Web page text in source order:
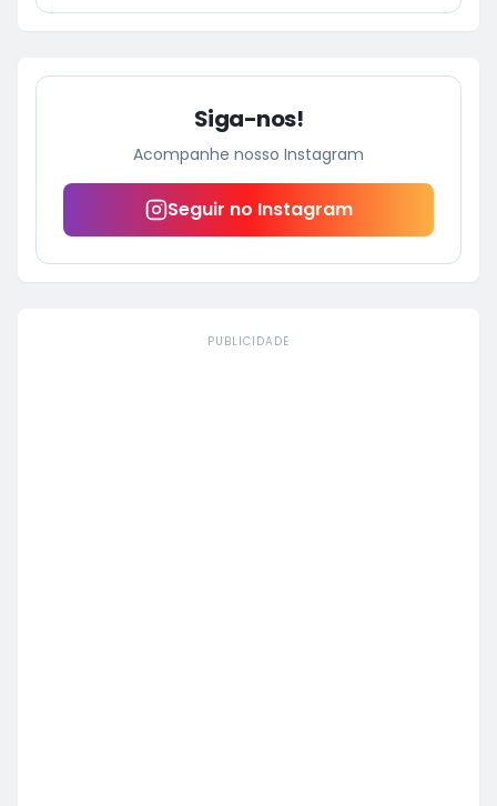
Siga-nos!
Acompanhe nosso Instagram
Seguir no Instagram
PUBLICIDADE